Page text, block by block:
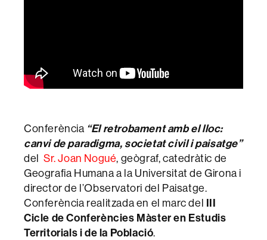
Conferència “El retrobament amb el lloc:
canvi de paradigma, societat civil i paisatge”
del Sr. Joan Nogué, geògraf, catedràtic de
Geografia Humana a la Universitat de Girona i
director de l’Observatori del Paisatge.
Conferència realitzada en el marc del III
Cicle de Conferències Màster en Estudis
Territorials i de la Població.